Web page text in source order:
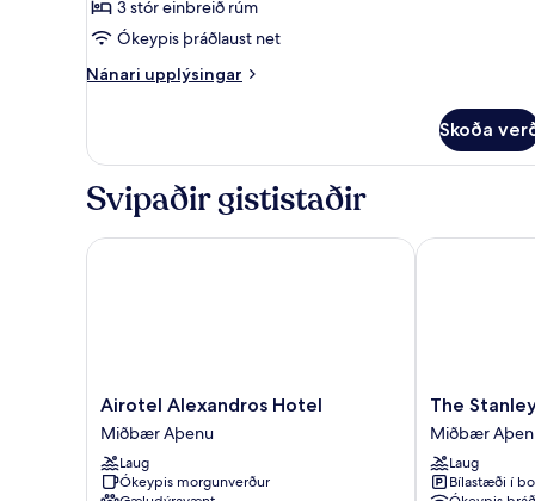
Triple
Room,
City
3 stór einbreið rúm
Ókeypis þráðlaust net
Nánari upplýsingar
Nánari
3
Classic
Room,
Skoða
Svipaðir gististaðir
Airotel
Alexandros
Hotel
Miðbær
Aþenu
Airotel Alexandros Hotel
Miðbær Aþenu
Laug
Ókeypis morgunverður
Airotel Alexandros Hotel
The
Stanley
Miðbær
Aþenu
The
Miðbær
Laug
Bílastæði í
The Stanley